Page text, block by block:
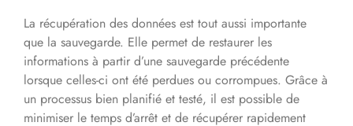
La récupération des données est tout aussi importante
que la sauvegarde. Elle permet de restaurer les
informations à partir d’une sauvegarde précédente
lorsque celles-ci ont été perdues ou corrompues. Grâce à
un processus bien planifié et testé, il est possible de
minimiser le temps d’arrêt et de récupérer rapidement